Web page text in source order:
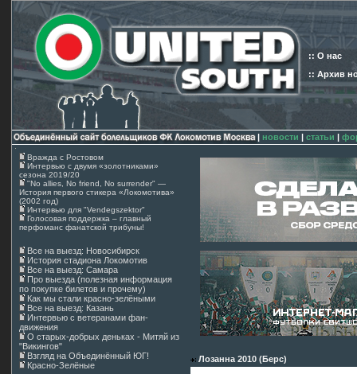
:: О нас
:: Архив
| новости | статьи |
Вражда с Ростовом
Интервью с двумя «золотниками»
сезона 2019/20
"No allies, No friend, No surrender" —
История первого стикера «Локомотива»
(2002 год)
Интервью для "Vendegszektor"
Голосовая поддержка – главный
перфоманс фанатской трибуны!
Все на выезд: Новосибирск
История стадиона Локомотив
Все на выезд: Самара
Про выезда (полезная информация
по покупке билетов и прочему)
Как мы стали красно-зелёными
Все на выезд: Казань
Интервью с ветеранами фан-
движения
О старых-добрых деньках - Митяй из
"Викингов"
Взгляд на Объединённый ЮГ!
Красно-Зелёные
Лозанна 2010 (Берс)